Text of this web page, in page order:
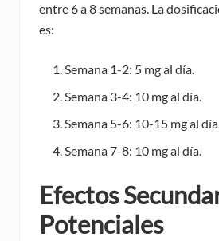
entre 6 a 8 semanas. La
es:
Semana 1-2: 5 mg al día.
Semana 3-4: 10 mg al día.
Semana 5-6: 10-15 mg al
Semana 7-8: 10 mg al día.
Efectos
Potenciales